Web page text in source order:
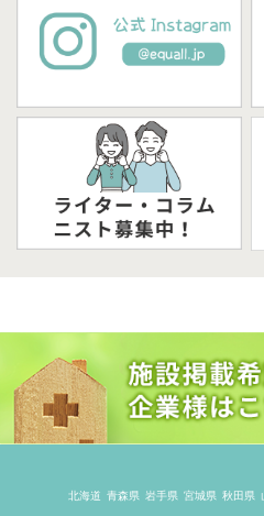
北海道 青森県 岩手県 宮城県 秋田県